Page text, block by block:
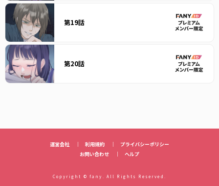
第19話
第20話
運営会社 ｜ 利用規約 ｜ プライバシーポリシー
お問い合わせ
｜ ヘルプ
Copyright © fany. All Rights Reserved.